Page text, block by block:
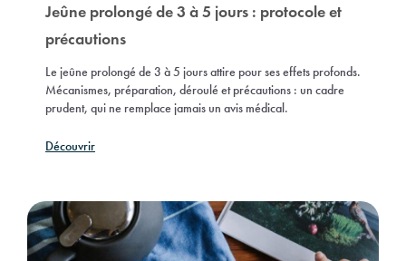
Jeûne prolongé de 3 à 5 jours : protocole et
précautions
Le jeûne prolongé de 3 à 5 jours attire pour ses effets profonds.
Mécanismes, préparation, déroulé et précautions : un cadre
prudent, qui ne remplace jamais un avis médical.
Découvrir